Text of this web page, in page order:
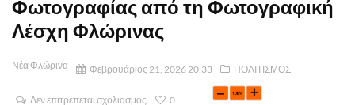
Φωτογραφίας από τη Φωτογραφική
Λέσχη Φλώρινας
Νέα Φλώρινα Φεβρουάριος 21, 2026 20:33 ΠΟΛΙΤΙΣΜΟΣ
Δεν επιτρέπεται σχολιασμός 0